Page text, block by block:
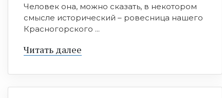
Человек она, можно сказать, в некотором
смысле исторический – ровесница нашего
Красногорского ...
Читать далее